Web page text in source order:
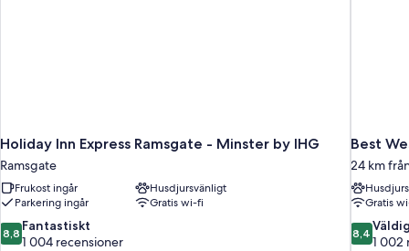
Holiday Inn Express Ramsgate - Minster by IHG
Ramsgate
Frukost ingår
Husdjursvänligt
Parkering ingår
Gratis wi-fi
8.8
av
8,8 Fantastiskt
1 004 recensioner
Best
24 km
Gratis
8.4
av
8,4
1 002